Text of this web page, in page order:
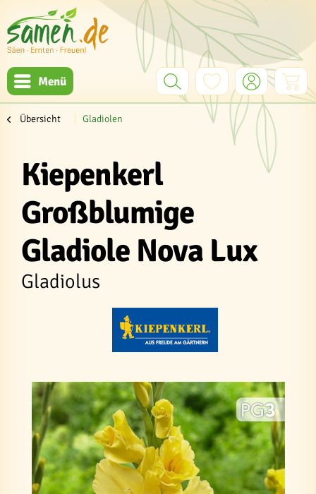
Menü
Übersicht Gladiolen
Kiepenkerl
Großblumige
Gladiole Nova Lux
Gladiolus